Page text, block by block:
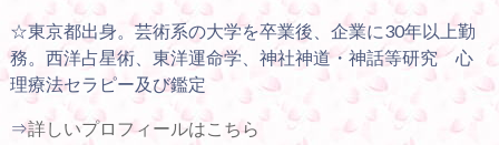
☆東京都出身。芸術系の大学を卒業後、企業に30年以上勤
務。西洋占星術、東洋運命学、神社神道・神話等研究 心
理療法セラピー及び鑑定
⇒詳しいプロフィールはこちら